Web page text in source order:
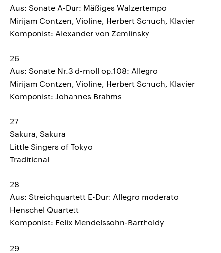
Aus: Sonate A-Dur: Mäßiges Walzertempo
Mirijam Contzen, Violine, Herbert Schuch, Klavier
Komponist: Alexander von Zemlinsky
26
Aus: Sonate Nr.3 d-moll op.108: Allegro
Mirijam Contzen, Violine, Herbert Schuch, Klavier
Komponist: Johannes Brahms
27
Sakura, Sakura
Little Singers of Tokyo
Traditional
28
Aus: Streichquartett E-Dur: Allegro moderato
Henschel Quartett
Komponist: Felix Mendelssohn-Bartholdy
29